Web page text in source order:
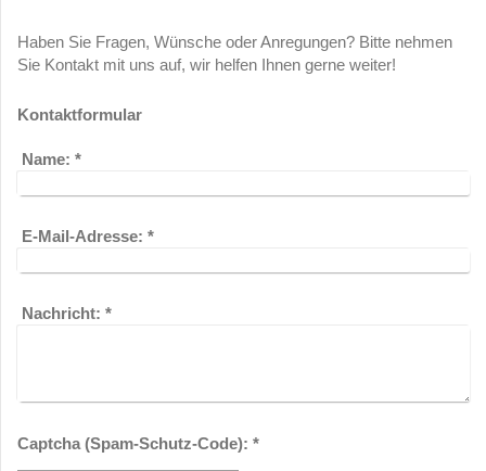
Haben Sie Fragen, Wünsche oder Anregungen? Bitte nehmen
Sie Kontakt mit uns auf, wir helfen Ihnen gerne weiter!
Kontaktformular
Name: *
E-Mail-Adresse: *
Nachricht: *
Captcha (Spam-Schutz-Code): *